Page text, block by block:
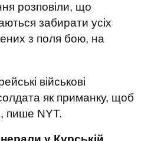
розповіли, що
забирати усіх
з поля бою, на
військові
як приманку, щоб
пише NYT.